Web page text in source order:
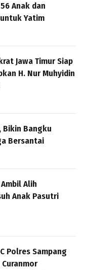
Anak dan
Yatim
Jawa Timur Siap
H. Nur Muhyidin
Bikin Bangku
Bersantai
Alih
Anak Pasutri
Polres Sampang